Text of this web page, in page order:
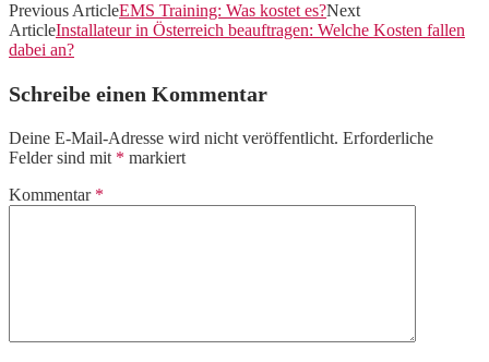
Previous ArticleEMS Training: Was kostet es?Next
ArticleInstallateur in Österreich beauftragen: Welche Kosten fallen
dabei an?
Schreibe einen Kommentar
Deine E-Mail-Adresse wird nicht veröffentlicht. Erforderliche
Felder sind mit * markiert
Kommentar *